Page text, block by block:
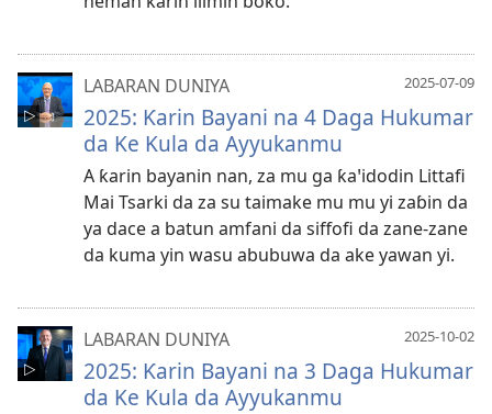
2025-07-09
LABARAN DUNIYA
2025: Ƙarin Bayani na 4 Daga Hukumar
da Ke Kula da Ayyukanmu
A ƙarin bayanin nan, za mu ga ƙaꞌidodin Littafi
Mai Tsarki da za su taimake mu mu yi zaɓin da
ya dace a batun amfani da siffofi da zane-zane
da kuma yin wasu abubuwa da ake yawan yi.
2025-10-02
LABARAN DUNIYA
2025: Ƙarin Bayani na 3 Daga Hukumar
da Ke Kula da Ayyukanmu